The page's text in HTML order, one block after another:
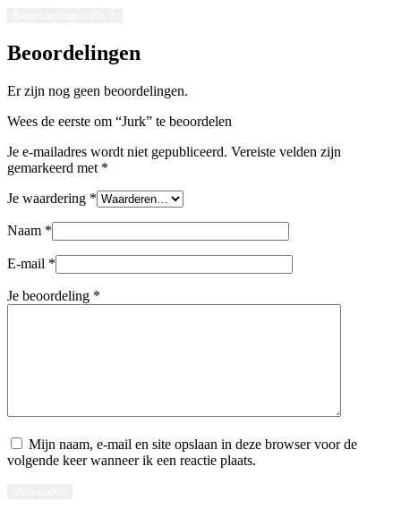
Beoordelingen
Er zijn nog geen beoordelingen.
Wees de eerste om “Jurk” te beoordelen
Je e-mailadres wordt niet gepubliceerd. Vereiste velden zijn
gemarkeerd met *
Je waardering *
Naam *
E-mail *
Je beoordeling *
Mijn naam, e-mail en site opslaan in deze browser voor de
volgende keer wanneer ik een reactie plaats.